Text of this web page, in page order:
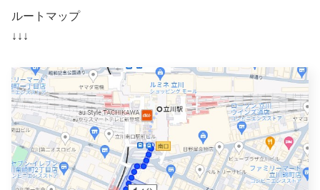
ルートマップ
↓↓↓